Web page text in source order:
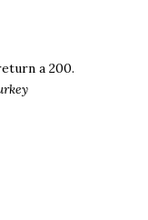
a 200.